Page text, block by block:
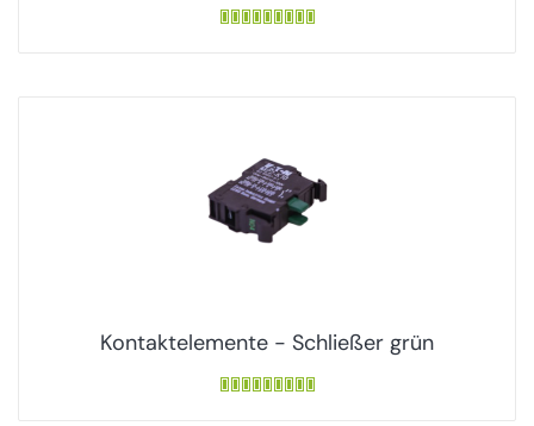
Kontaktelemente - Schließer grün